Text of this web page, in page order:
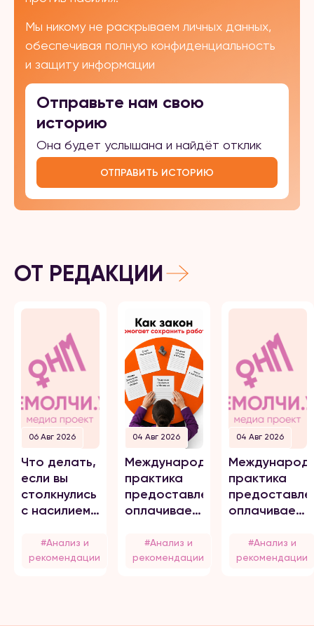
Мы никому не раскрываем личных данных,
обеспечивая полную конфиденциальность
и защиту информации
Отправьте нам свою
историю
Она будет услышана и найдёт отклик
ОТПРАВИТЬ ИСТОРИЮ
ОТ РЕДАКЦИИ
06 Авг 2026
Что делать,
если вы
столкнулись
с насилием
домогательствами
на работе
#Анализ и
рекомендации
04 Авг 2026
Международная
практика
предоставления
оплачиваемого
пострадавших
от
#Анализ и
рекомендации
04 Авг 2026
практика
от
#Анализ и
рекомендации